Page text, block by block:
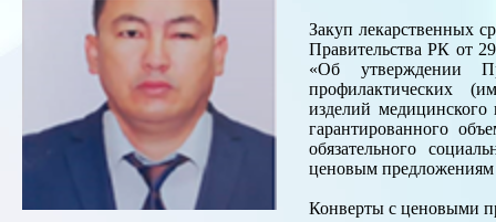
Закуп лекарственных
Правительства РК от
«Об утверждении
профилактических
изделий
гарантированного
обязательного
ценовым предложениям
Конверты с ценовыми